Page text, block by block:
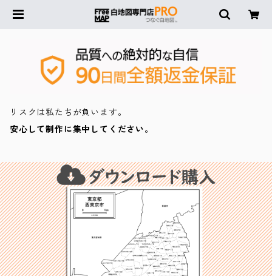
リスクは私たちが負います。
安心して制作に集中してください。